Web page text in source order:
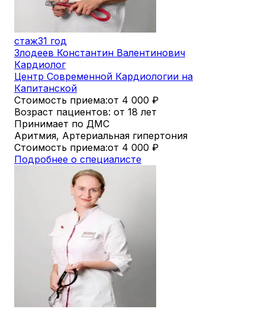
стаж31 год
Злодеев Константин Валентинович
Кардиолог
Центр Современной Кардиологии на
Капитанской
Стоимость приема:от 4 000 ₽
Возраст пациентов: от 18 лет
Принимает по ДМС
Аритмия, Артериальная гипертония
Стоимость приема:от 4 000 ₽
Подробнее о специалисте